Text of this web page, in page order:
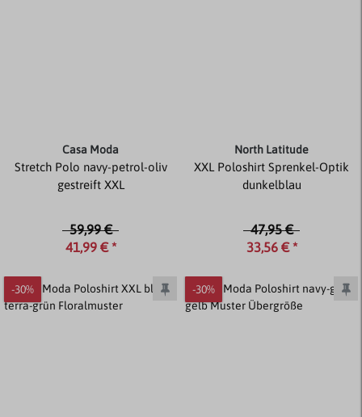
Casa Moda
Stretch Polo navy-petrol-oliv
gestreift XXL
59,99 €
41,99 € *
North Latitude
XXL Poloshirt Sprenkel-Optik
dunkelblau
47,95 €
33,56 € *
-30% -30%